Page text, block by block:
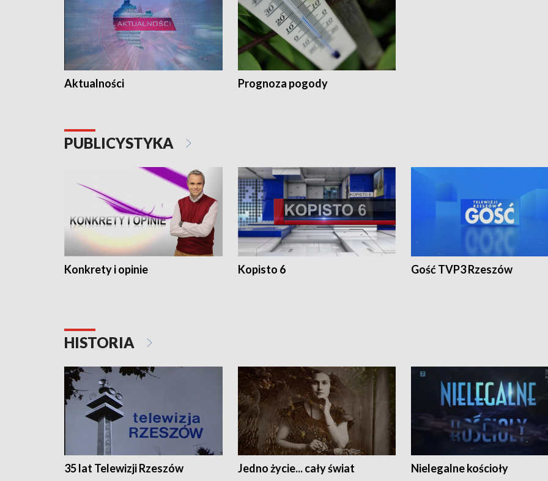
Aktualności Prognoza pogody
PUBLICYSTYKA
Konkrety i opinie Kopisto 6 Gość TVP3 Rzeszów
HISTORIA
35 lat Telewizji Rzeszów Jedno życie... cały świat Nielegalne kościoły